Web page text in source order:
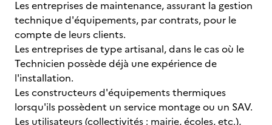
Les entreprises de maintenance, assurant la gestion
technique d'équipements, par contrats, pour le
compte de leurs clients.
Les entreprises de type artisanal, dans le cas où le
Technicien possède déjà une expérience de
l'installation.
Les constructeurs d'équipements thermiques
lorsqu'ils possèdent un service montage ou un SAV.
Les utilisateurs (collectivités : mairie, écoles, etc.),